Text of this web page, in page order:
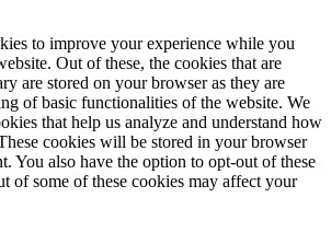
to improve your experience while you
Out of these, the cookies that are
are stored on your browser as they are
of basic functionalities of the website. We
that help us analyze and understand how
cookies will be stored in your browser
You also have the option to opt-out of these
of some of these cookies may affect your